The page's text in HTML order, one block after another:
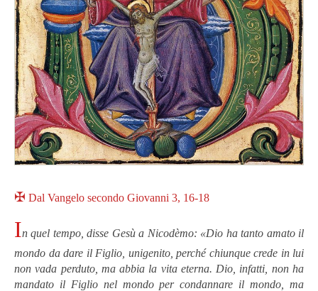
✠ Dal Vangelo secondo Giovanni 3, 16-18
In quel tempo, disse Gesù a Nicodèmo: «Dio ha tanto amato il
mondo da dare il Figlio, unigenito, perché chiunque crede in lui
non vada perduto, ma abbia la vita eterna. Dio, infatti, non ha
mandato il Figlio nel mondo per condannare il mondo, ma